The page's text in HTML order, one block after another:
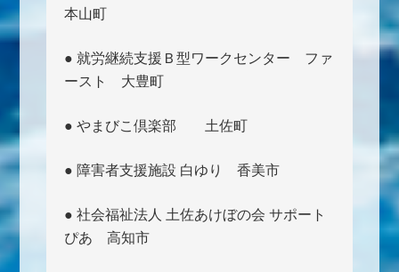
本山町
● 就労継続支援Ｂ型ワークセンター ファ
ースト 大豊町
● やまびこ倶楽部 土佐町
● 障害者支援施設 白ゆり 香美市
● 社会福祉法人 土佐あけぼの会 サポート
ぴあ 高知市